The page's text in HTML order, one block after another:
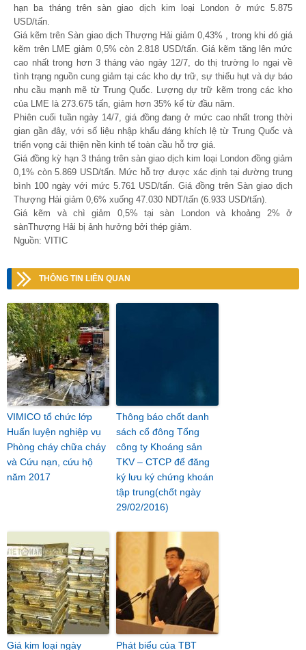
hạn ba tháng trên sàn giao dịch kim loại London ở mức 5.875
USD/tấn.
Giá kẽm trên Sàn giao dịch Thượng Hải giảm 0,43% , trong khi đó giá
kẽm trên LME giảm 0,5% còn 2.818 USD/tấn. Giá kẽm tăng lên mức
cao nhất trong hơn 3 tháng vào ngày 12/7, do thị trường lo ngại về
tình trạng nguồn cung giảm tại các kho dự trữ, sự thiếu hụt và dự báo
nhu cầu mạnh mẽ từ Trung Quốc. Lượng dự trữ kẽm trong các kho
của LME là 273.675 tấn, giảm hơn 35% kể từ đầu năm.
Phiên cuối tuần ngày 14/7, giá đồng đang ở mức cao nhất trong thời
gian gần đây, với số liệu nhập khẩu đáng khích lệ từ Trung Quốc và
triển vọng cải thiện nền kinh tế toàn cầu hỗ trợ giá.
Giá đồng kỳ hạn 3 tháng trên sàn giao dịch kim loại London đồng giảm
0,1% còn 5.869 USD/tấn. Mức hỗ trợ được xác định tại đường trung
bình 100 ngày với mức 5.761 USD/tấn. Giá đồng trên Sàn giao dịch
Thượng Hải giảm 0,6% xuống 47.030 NDT/tấn (6.933 USD/tấn).
Giá kẽm và chì giảm 0,5% tại sàn London và khoảng 2% ở
sànThượng Hải bị ảnh hưởng bởi thép giảm.
Nguồn: VITIC
THÔNG TIN LIÊN QUAN
VIMICO tổ chức lớp
Huấn luyện nghiệp vụ
Phòng cháy chữa cháy
và Cứu nạn, cứu hộ
năm 2017
Thông báo chốt danh
sách cổ đông Tổng
công ty Khoáng sản
TKV – CTCP để đăng
ký lưu ký chứng khoán
tập trung(chốt ngày
29/02/2016)
Giá kim loại ngày Phát biểu của TBT